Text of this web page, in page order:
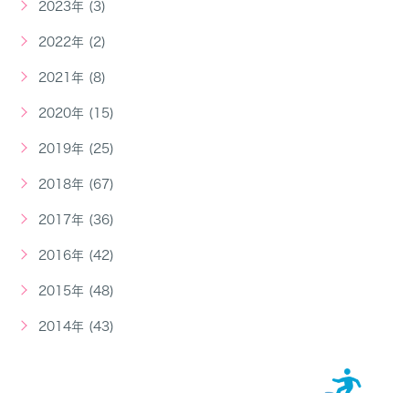
2023年 (3)
2022年 (2)
2021年 (8)
2020年 (15)
2019年 (25)
2018年 (67)
2017年 (36)
2016年 (42)
2015年 (48)
2014年 (43)